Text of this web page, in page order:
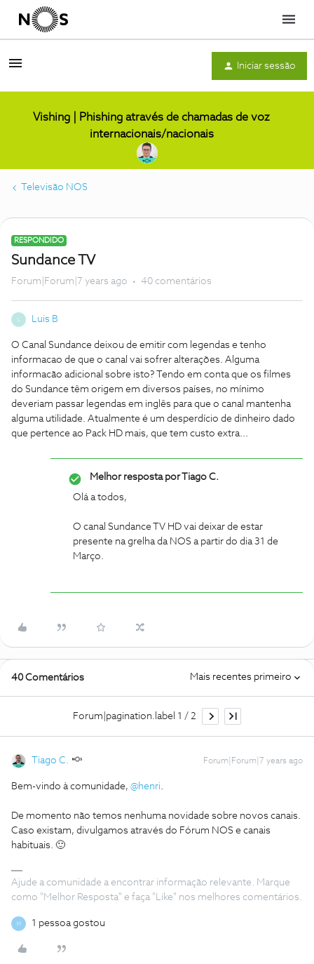
Menu
Iniciar sessão
Vishing | Phishing através de chamadas de voz
internacionais/nacionais
Televisão NOS
RESPONDIDO
Sundance TV
Forum|Forum|7 years ago 40 comentários
Luis B
O Canal Sundance deixou de emitir com legendas e tenho
informacao de que o canal vai sofrer alterações. Alguma
informacão adicional sobre isto? Tendo em conta que os filmes
do Sundance têm origem em diversos países, no mínimo
deveriam passar legendas em inglês para que o canal mantenha
alguma utilidade. Atualmente é um desperdício de dinheiro dado
que pertence ao Pack HD mais, que tem custo extra...
Melhor resposta porTiago C.
Olá a todos,
O canal Sundance TV HD vai deixar de estar
presente na grelha da NOS a partir do dia 31 de
Março.
40 Comentários Mais recentes primeiro
Forum|pagination.label 1 / 2
Tiago C. Forum|Forum|7 years ago
Bem-vindo à comunidade, @henri.
De momento não temos nenhuma novidade sobre novos canais.
Caso existam, divulgamos através do Fórum NOS e canais
habituais. 🙂
Ajude a comunidade a encontrar informação relevante. Marque
como "Melhor Resposta" e faça "Like" nos melhores comentários.
H 1 pessoa gostou